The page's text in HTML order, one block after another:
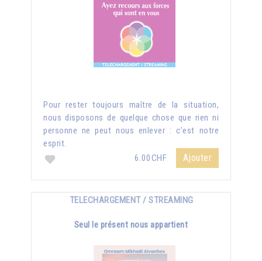
Pour rester toujours maître de la situation,
nous disposons de quelque chose que rien ni
personne ne peut nous enlever : c’est notre
esprit.
6.00CHF
Ajouter
TELECHARGEMENT / STREAMING
Seul le présent nous appartient